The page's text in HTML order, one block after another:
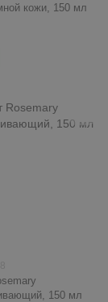
кожи, 150 мл
150 мл